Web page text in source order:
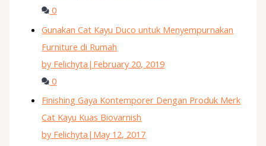
0
Gunakan Cat Kayu Duco untuk Menyempurnakan
Furniture di Rumah
by Felichyta | February 20, 2019
0
Finishing Gaya Kontemporer Dengan Produk Merk
Cat Kayu Kuas Biovarnish
by Felichyta | May 12, 2017